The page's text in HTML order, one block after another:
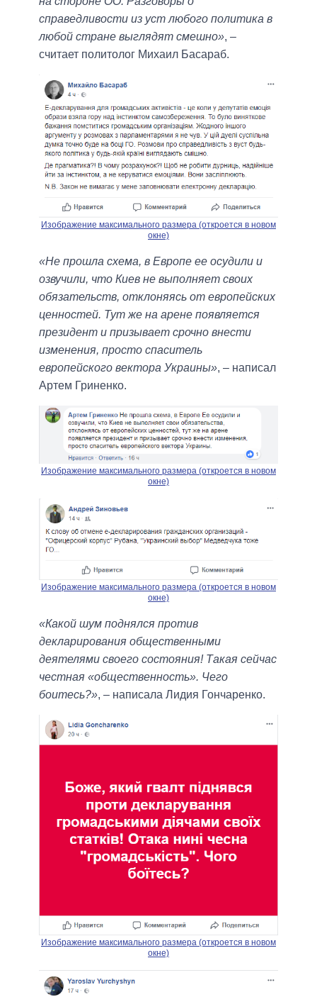
справедливости из уст любого политика в
любой стране выглядят смешно», –
считает политолог Михаил Басараб.
Изображение максимального размера (откроется в новом
окне)
«Не прошла схема, в Европе ее осудили и
озвучили, что Киев не выполняет своих
обязательств, отклоняясь от европейских
ценностей. Тут же на арене появляется
президент и призывает срочно внести
изменения, просто спаситель
европейского вектора Украины», – написал
Артем Гриненко.
Изображение максимального размера (откроется в новом
окне)
Изображение максимального размера (откроется в новом
окне)
«Какой шум поднялся против
декларирования общественными
деятелями своего состояния! Такая сейчас
честная «общественность». Чего
боитесь?», – написала Лидия Гончаренко.
Изображение максимального размера (откроется в новом
окне)